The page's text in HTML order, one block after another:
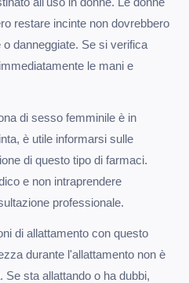
restare incinte non dovrebbero
danneggiate. Se si verifica
le mani e
di sesso femminile è in
è utile informarsi sulle
di questo tipo di farmaci.
e non intraprendere
professionale.
di allattamento con questo
durante l'allattamento non è
sta allattando o ha dubbi,